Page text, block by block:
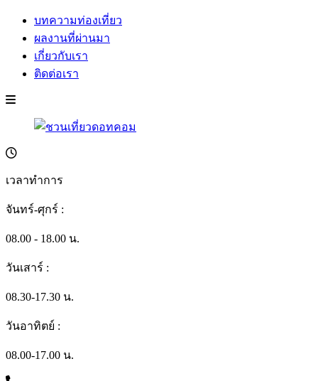
บทความท่องเที่ยว
ผลงานที่ผ่านมา
เกี่ยวกับเรา
ติดต่อเรา
เวลาทำการ
จันทร์-ศุกร์ :
08.00 - 18.00 น.
วันเสาร์ :
08.30-17.30 น.
วันอาทิตย์ :
08.00-17.00 น.